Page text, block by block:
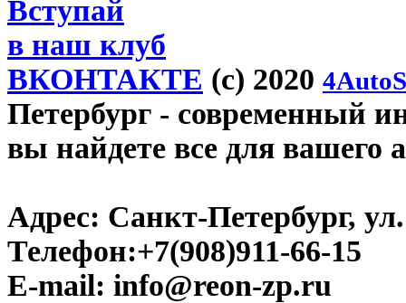
Вступай
в наш клуб
ВКОНТАКТЕ (c) 2020
Петербург - современный
вы найдете все для вашего
Адрес: Санкт-Петербург,
Телефон:+7(908)911-66-15
E-mail: info@reon-zp.ru